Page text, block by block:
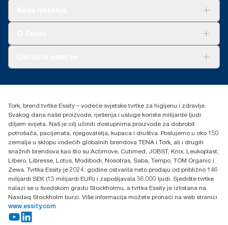
+385 913 900 004
H-1021 Budapest
Budakeszi út 51.
Tork, brend tvrtke Essity – vodeće svjetske tvrtke za higijenu i zdravlje.
Svakog dana naše proizvode, rješenja i usluge koriste milijarde ljudi
diljem svijeta. Naš je cilj učiniti dostupnima proizvode za dobrobit
potrošača, pacijenata, njegovatelja, kupaca i društva. Poslujemo u oko 150
zemalja u sklopu vodećih globalnih brendova TENA i Tork, ali i drugih
snažnih brendova kao što su Actimove, Cutimed, JOBST, Knix, Leukoplast,
Libero, Libresse, Lotus, Modibodi, Nosotras, Saba, Tempo, TOM Organic i
Zewa. Tvrtka Essity je 2024. godine ostvarila neto prodaju od približno 146
milijardi SEK (13 milijardi EUR) i zapošljavala 36.000 ljudi. Sjedište tvrtke
nalazi se u švedskom gradu Stockholmu, a tvrtka Essity je izlistana na
Nasdaq Stockholm burzi. Više informacija možete pronaći na web stranici
www.essity.com